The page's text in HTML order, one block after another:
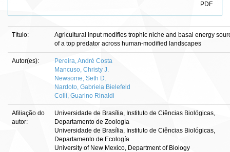
PDF
Título:
Agricultural input modifies trophic niche and basal energy
of a top predator across human-modified landscapes
Autor(es):
Pereira, André Costa
Mancuso, Christy J.
Newsome, Seth D.
Nardoto, Gabriela Bielefeld
Colli, Guarino Rinaldi
Afiliação do
autor:
Universidade de Brasília, Instituto de Ciências Biológicas,
Departamento de Zoología
Universidade de Brasília, Instituto de Ciências Biológicas,
Departamento de Ecología
University of New Mexico, Department of Biology